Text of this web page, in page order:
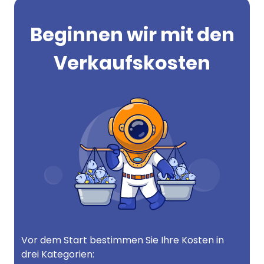
Beginnen wir mit den
Verkaufskosten
Vor dem Start bestimmen Sie Ihre Kosten in
drei Kategorien: